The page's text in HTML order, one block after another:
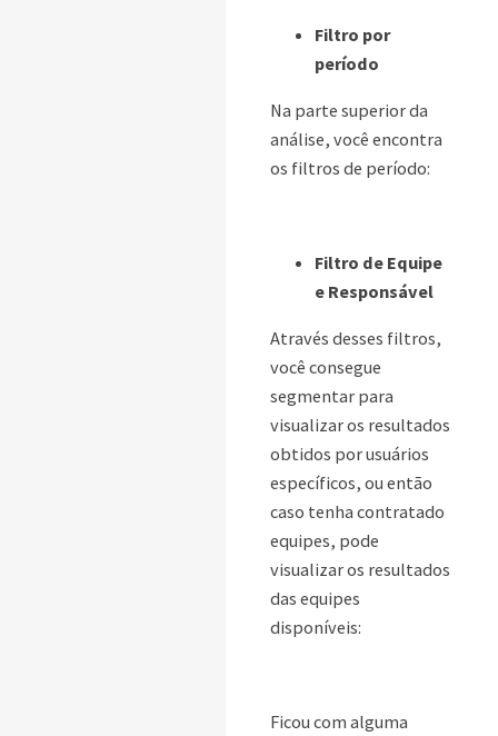
Filtro por
período
Na parte superior da
análise, você encontra
os filtros de período:
Filtro de Equipe
e Responsável
Através desses filtros,
você consegue
segmentar para
visualizar os resultados
obtidos por usuários
específicos, ou então
caso tenha contratado
equipes, pode
visualizar os resultados
das equipes
disponíveis:
Ficou com alguma